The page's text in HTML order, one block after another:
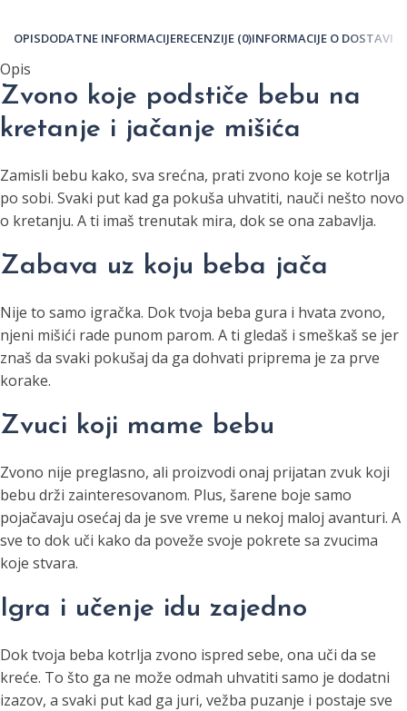
OPISDODATNE INFORMACIJERECENZIJE (0)INFORMACIJE O DOSTAVI
Opis
Zvono koje podstiče bebu na
kretanje i jačanje mišića
Zamisli bebu kako, sva srećna, prati zvono koje se kotrlja
po sobi. Svaki put kad ga pokuša uhvatiti, nauči nešto novo
o kretanju. A ti imaš trenutak mira, dok se ona zabavlja.
Zabava uz koju beba jača
Nije to samo igračka. Dok tvoja beba gura i hvata zvono,
njeni mišići rade punom parom. A ti gledaš i smeškaš se jer
znaš da svaki pokušaj da ga dohvati priprema je za prve
korake.
Zvuci koji mame bebu
Zvono nije preglasno, ali proizvodi onaj prijatan zvuk koji
bebu drži zainteresovanom. Plus, šarene boje samo
pojačavaju osećaj da je sve vreme u nekoj maloj avanturi. A
sve to dok uči kako da poveže svoje pokrete sa zvucima
koje stvara.
Igra i učenje idu zajedno
Dok tvoja beba kotrlja zvono ispred sebe, ona uči da se
kreće. To što ga ne može odmah uhvatiti samo je dodatni
izazov, a svaki put kad ga juri, vežba puzanje i postaje sve